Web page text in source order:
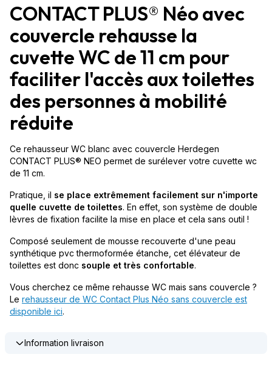
CONTACT PLUS® Néo avec
couvercle rehausse la
cuvette WC de 11 cm pour
faciliter l'accès aux toilettes
des personnes à mobilité
réduite
Ce rehausseur WC blanc avec couvercle Herdegen
CONTACT PLUS® NEO permet de surélever votre cuvette wc
de 11 cm.
Pratique, il se place extrêmement facilement sur n'importe
quelle cuvette de toilettes. En effet, son système de double
lèvres de fixation facilite la mise en place et cela sans outil !
Composé seulement de mousse recouverte d'une peau
synthétique pvc thermoformée étanche, cet élévateur de
toilettes est donc souple et très confortable.
Vous cherchez ce même rehausse WC mais sans couvercle ?
Le rehausseur de WC Contact Plus Néo sans couvercle est
disponible ici.
Information livraison